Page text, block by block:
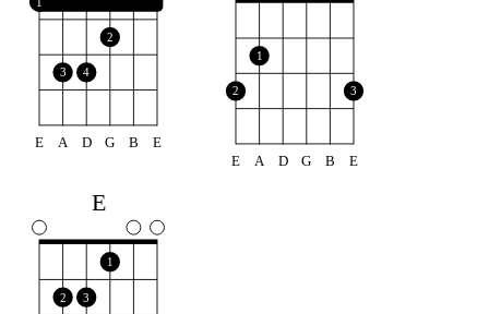
3 4
2
E A D G B E
2
1
3
E A D G B E
E
2 3
1